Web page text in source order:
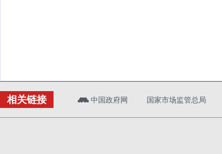
相关链接 中国政府网 国家市场监管总局